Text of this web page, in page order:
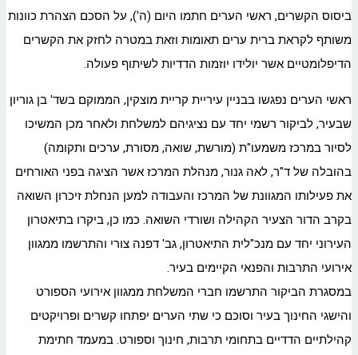
ביסוס הקשרים, ראשי הערים חתמו היום (ה'), על הסכם הצהרת כוונות
משותף לקראת ברית ערים תאומות וזאת במטרה לחזק את הקשרים
הדיפלומטיים אשר יולידו יוזמות הדדיות לשיתוף פעולה.
ראשי הערים נפגשו בבניין עיריית קריית מוצקין, הממוקם בשד' בן גוריון
שבעיר, לביקור רשמי יחד עם נציגיהם למשלחת ולאחר מכן המשיכו
לסיור במרכז משמעו"ת (מורשת, שואה, מסורת, ערכים ותקומה)
בהובלה של ד"ר, לאה גנור, מנהלת המרכז אשר הציגה בפני האורחים
את פעילותו המגוונת של המרכז והעבודה למען הנחלת זיכרון השואה
בקרב הדור הצעיר הקהילה ושורדי השואה. כמו כן, ביקרו בתיאטרון
העירוני יחד עם מנכ"לית התיאטרון, גב' דפנה צורי והתרשמו ממגוון
אירועי התרבות והפנאי הקיימים בעיר.
במסגרת הביקור התרשמו חברי המשלחת ממגוון אירועי הספורט
והישגי החינוך בעיר וסוכם כי שתי הערים יפתחו קשרים ופרויקטים
קהילתיים הדדיים בתחומי תרבות, חינוך וספורט. במעמד חתימת